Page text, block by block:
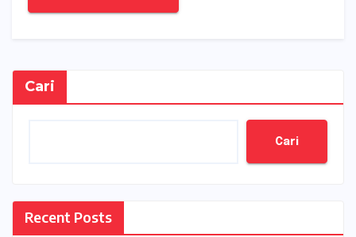
Cari
Cari
Recent Posts